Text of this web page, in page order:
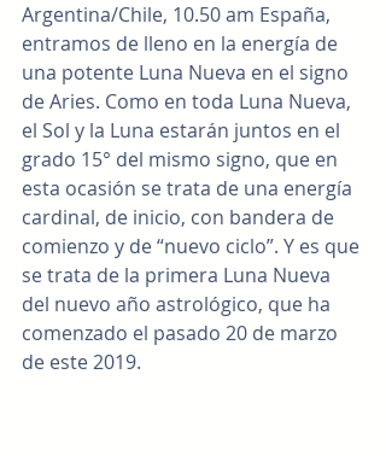
Argentina/Chile, 10.50 am España,
entramos de lleno en la energía de
una potente Luna Nueva en el signo
de Aries. Como en toda Luna Nueva,
el Sol y la Luna estarán juntos en el
grado 15° del mismo signo, que en
esta ocasión se trata de una energía
cardinal, de inicio, con bandera de
comienzo y de “nuevo ciclo”. Y es que
se trata de la primera Luna Nueva
del nuevo año astrológico, que ha
comenzado el pasado 20 de marzo
de este 2019.